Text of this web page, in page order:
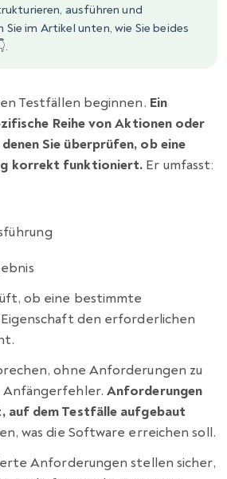
ausführen und
Sie im Artikel unten, wie Sie beides
Testfällen beginnen. Ein
Reihe von Aktionen oder
Sie überprüfen, ob eine
korrekt funktioniert. Er umfasst:
ob eine bestimmte
den erforderlichen
ohne Anforderungen zu
Anfängerfehler. Anforderungen
auf dem Testfälle aufgebaut
was die Software erreichen soll.
Anforderungen stellen sicher,